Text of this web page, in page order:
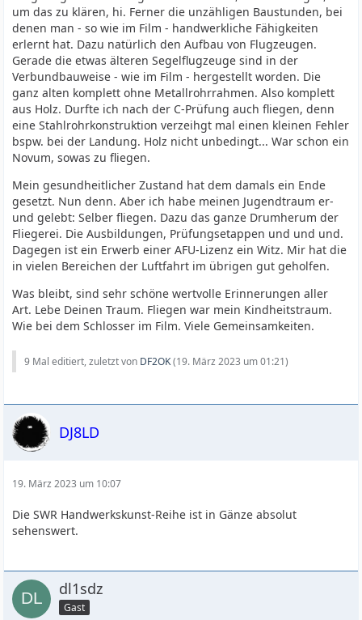
um das zu klären, hi. Ferner die unzähligen Baustunden, bei
denen man - so wie im Film - handwerkliche Fähigkeiten
erlernt hat. Dazu natürlich den Aufbau von Flugzeugen.
Gerade die etwas älteren Segelflugzeuge sind in der
Verbundbauweise - wie im Film - hergestellt worden. Die
ganz alten komplett ohne Metallrohrrahmen. Also komplett
aus Holz. Durfte ich nach der C-Prüfung auch fliegen, denn
eine Stahlrohrkonstruktion verzeihgt mal einen kleinen Fehler
bspw. bei der Landung. Holz nicht unbedingt... War schon ein
Novum, sowas zu fliegen.
Mein gesundheitlicher Zustand hat dem damals ein Ende
gesetzt. Nun denn. Aber ich habe meinen Jugendtraum er-
und gelebt: Selber fliegen. Dazu das ganze Drumherum der
Fliegerei. Die Ausbildungen, Prüfungsetappen und und und.
Dagegen ist ein Erwerb einer AFU-Lizenz ein Witz. Mir hat die
in vielen Bereichen der Luftfahrt im übrigen gut geholfen.
Was bleibt, sind sehr schöne wertvolle Erinnerungen aller
Art. Lebe Deinen Traum. Fliegen war mein Kindheitstraum.
Wie bei dem Schlosser im Film. Viele Gemeinsamkeiten.
9 Mal editiert, zuletzt von DF2OK(19. März 2023 um 01:21)
DJ8LD
19. März 2023 um 10:07
Die SWR Handwerkskunst-Reihe ist in Gänze absolut
sehenswert.
dl1sdz
Gast